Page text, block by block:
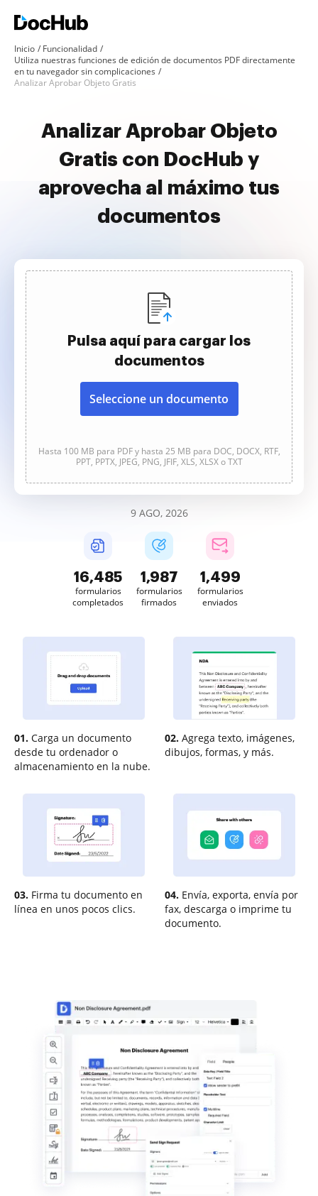
Inicio
Funcionalidad
Utiliza nuestras funciones de edición de documentos PDF directamente
en tu navegador sin complicaciones
Analizar Aprobar Objeto Gratis
Analizar Aprobar Objeto
Gratis con DocHub y
aprovecha al máximo tus
documentos
Pulsa aquí para cargar los
documentos
Seleccione un documento
Hasta 100 MB para PDF y hasta 25 MB para DOC, DOCX, RTF,
PPT, PPTX, JPEG, PNG, JFIF, XLS, XLSX o TXT
9 AGO, 2026
16,485
formularios
completados
1,987
formularios
firmados
1,499
formularios
enviados
01. Carga un documento
desde tu ordenador o
almacenamiento en la nube.
02. Agrega texto, imágenes,
dibujos, formas, y más.
03. Firma tu documento en
línea en unos pocos clics.
04. Envía, exporta, envía por
fax, descarga o imprime tu
documento.